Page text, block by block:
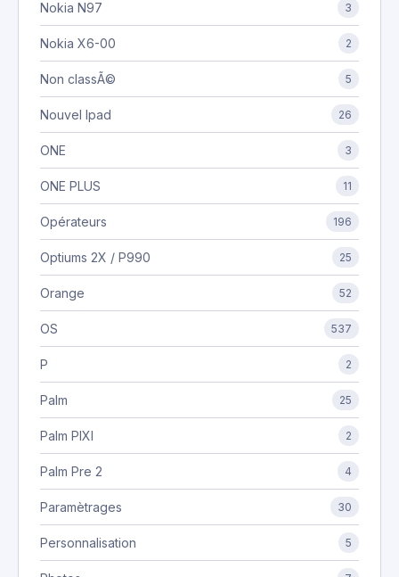
Nokia N97 3
Nokia X6-00 2
Non classÃ© 5
Nouvel Ipad 26
ONE 3
ONE PLUS 11
Opérateurs 196
Optiums 2X / P990 25
Orange 52
OS 537
P 2
Palm 25
Palm PIXI 2
Palm Pre 2 4
Paramètrages 30
Personnalisation 5